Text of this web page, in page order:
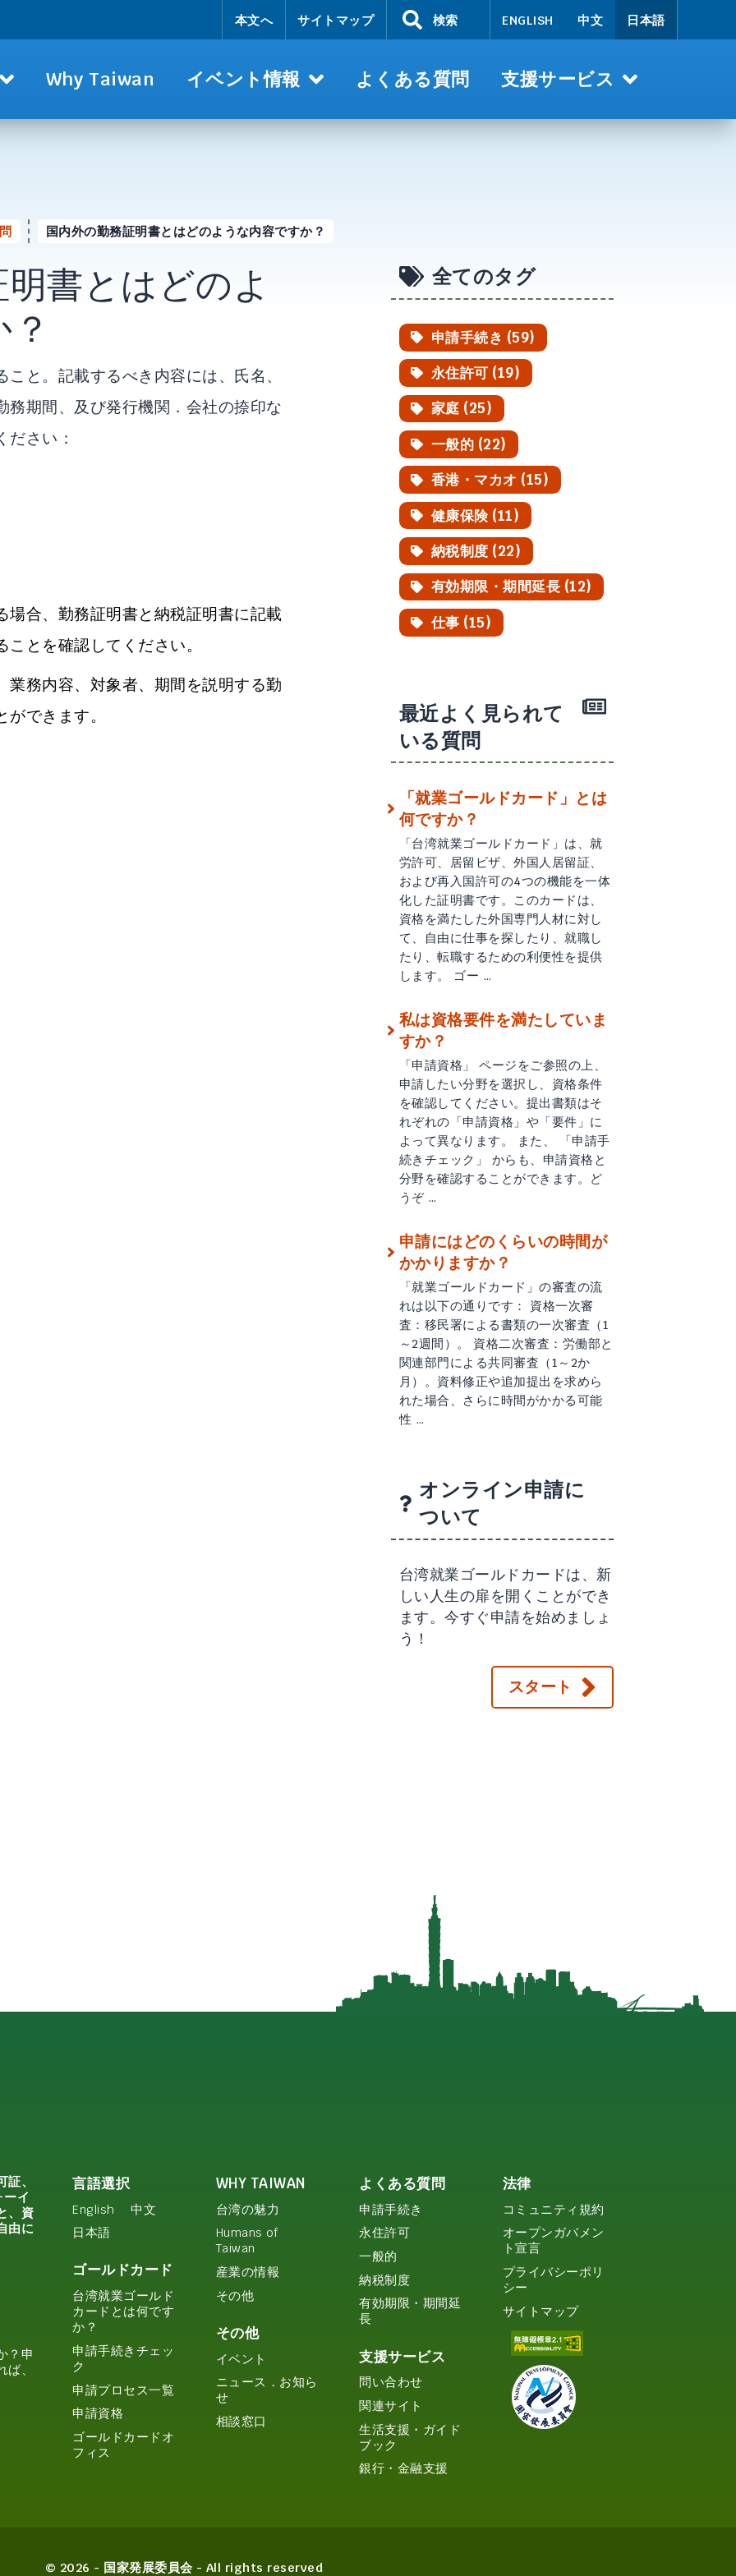
本文へ サイトマップ 検索 ENGLISH 中文 日本語
Why Taiwan イベント情報 よくある質問 支援サービス
国内外の勤務証明書とはどのような内容ですか？
書とはどのよ
と。記載するべき内容には、氏名、
期間、及び発行機関．会社の捺印な
さい：
場合、勤務証明書と納税証明書に記載
とを確認してください。
業務内容、対象者、期間を説明する勤
できます。
全てのタグ
申請手続き (59)
永住許可 (19)
家庭 (25)
一般的 (22)
香港・マカオ (15)
健康保険 (11)
納税制度 (22)
有効期限・期間延長 (12)
仕事 (15)
最近よく見られて
いる質問
「就業ゴールドカード」とは
何ですか？
「台湾就業ゴールドカード」は、就
労許可、居留ビザ、外国人居留証、
および再入国許可の4つの機能を一体
化した証明書です。このカードは、
資格を満たした外国専門人材に対し
て、自由に仕事を探したり、就職し
たり、転職するための利便性を提供
します。 ゴー …
私は資格要件を満たしていま
すか？
「申請資格」 ページをご参照の上、
申請したい分野を選択し、資格条件
を確認してください。提出書類はそ
れぞれの「申請資格」や「要件」に
よって異なります。 また、 「申請手
続きチェック」 からも、申請資格と
分野を確認することができます。ど
うぞ …
申請にはどのくらいの時間が
かかりますか？
「就業ゴールドカード」の審査の流
れは以下の通りです： 資格一次審
査：移民署による書類の一次審査（1
～2週間）。 資格二次審査：労働部と
関連部門による共同審査（1～2か
月）。資料修正や追加提出を求めら
れた場合、さらに時間がかかる可能
性 …
オンライン申請に
ついて
台湾就業ゴールドカードは、新
しい人生の扉を開くことができ
ます。今すぐ申請を始めましょ
う！
スタート
、
イ
、資
由に
？申
、
言語選択
English
中文
日本語
ゴールドカード
台湾就業ゴールド
カードとは何です
か？
申請手続きチェッ
ク
申請プロセス一覧
申請資格
ゴールドカードオ
フィス
WHY TAIWAN
台湾の魅力
Humans of
Taiwan
産業の情報
その他
その他
イベント
ニュース．お知ら
せ
相談窓口
よくある質問
申請手続き
永住許可
一般的
納税制度
有効期限・期間延
長
支援サービス
問い合わせ
関連サイト
生活支援・ガイド
ブック
銀行・金融支援
法律
コミュニティ規約
オープンガバメン
ト宣言
プライバシーポリ
シー
サイトマップ
© 2026 - 国家発展委員会 - All rights reserved